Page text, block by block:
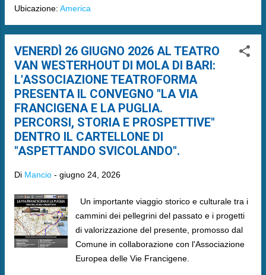
Ubicazione: America
VENERDÌ 26 GIUGNO 2026 AL TEATRO
VAN WESTERHOUT DI MOLA DI BARI:
L'ASSOCIAZIONE TEATROFORMA
PRESENTA IL CONVEGNO "LA VIA
FRANCIGENA E LA PUGLIA.
PERCORSI, STORIA E PROSPETTIVE"
DENTRO IL CARTELLONE DI
"ASPETTANDO SVICOLANDO".
Di Mancio - giugno 24, 2026
Un importante viaggio storico e culturale tra i
cammini dei pellegrini del passato e i progetti
di valorizzazione del presente, promosso dal
Comune in collaborazione con l'Associazione
Europea delle Vie Francigene.